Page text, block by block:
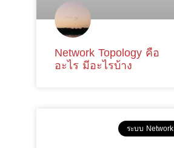
Network Topology คือ
อะไร มีอะไรบ้าง
ระบบ Network